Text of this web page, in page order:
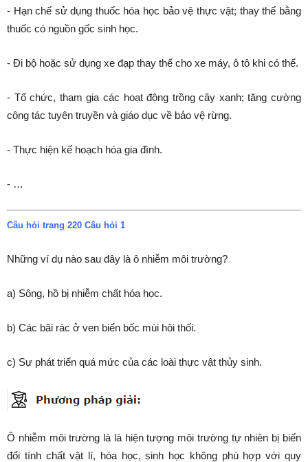
- Hạn chế sử dụng thuốc hóa học bảo vệ thực vật; thay thế bằng
thuốc có nguồn gốc sinh học.
- Đi bộ hoặc sử dụng xe đạp thay thế cho xe máy, ô tô khi có thể.
- Tổ chức, tham gia các hoạt động trồng cây xanh; tăng cường
công tác tuyên truyền và giáo dục về bảo vệ rừng.
- Thực hiện kế hoạch hóa gia đình.
- …
Câu hỏi trang 220 Câu hỏi 1
Những ví dụ nào sau đây là ô nhiễm môi trường?
a) Sông, hồ bị nhiễm chất hóa học.
b) Các bãi rác ở ven biển bốc mùi hôi thối.
c) Sự phát triển quá mức của các loài thực vật thủy sinh.
Ô nhiễm môi trường là là hiện tượng môi trường tự nhiên bị biến
đổi tính chất vật lí, hóa học, sinh học không phù hợp với quy